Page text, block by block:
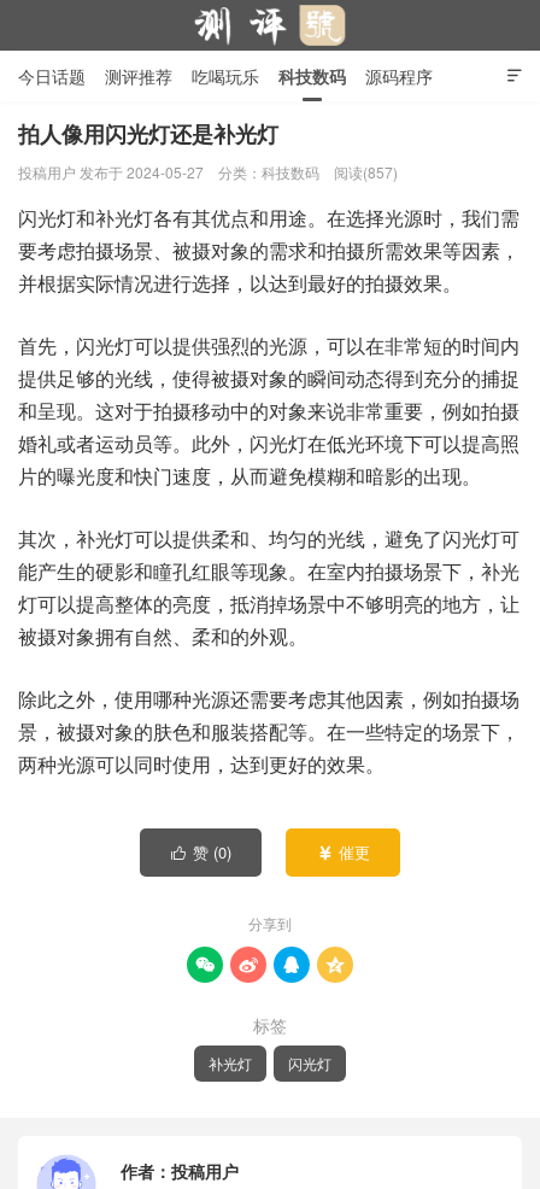

今日话题 测评推荐 吃喝玩乐 科技数码 源码程序
行业产品 在线投稿 隐私政策
拍人像用闪光灯还是补光灯
投稿用户 发布于 2024-05-27 分类： 科技数码 阅读(857)
闪光灯和补光灯各有其优点和用途。在选择光源时，我们需
要考虑拍摄场景、被摄对象的需求和拍摄所需效果等因素，
并根据实际情况进行选择，以达到最好的拍摄效果。
首先，闪光灯可以提供强烈的光源，可以在非常短的时间内
提供足够的光线，使得被摄对象的瞬间动态得到充分的捕捉
和呈现。这对于拍摄移动中的对象来说非常重要，例如拍摄
婚礼或者运动员等。此外，闪光灯在低光环境下可以提高照
片的曝光度和快门速度，从而避免模糊和暗影的出现。
其次，补光灯可以提供柔和、均匀的光线，避免了闪光灯可
能产生的硬影和瞳孔红眼等现象。在室内拍摄场景下，补光
灯可以提高整体的亮度，抵消掉场景中不够明亮的地方，让
被摄对象拥有自然、柔和的外观。
除此之外，使用哪种光源还需要考虑其他因素，例如拍摄场
景，被摄对象的肤色和服装搭配等。在一些特定的场景下，
两种光源可以同时使用，达到更好的效果。
 赞 (0)  催更
分享到
   
标签
补光灯 闪光灯
作者： 投稿用户